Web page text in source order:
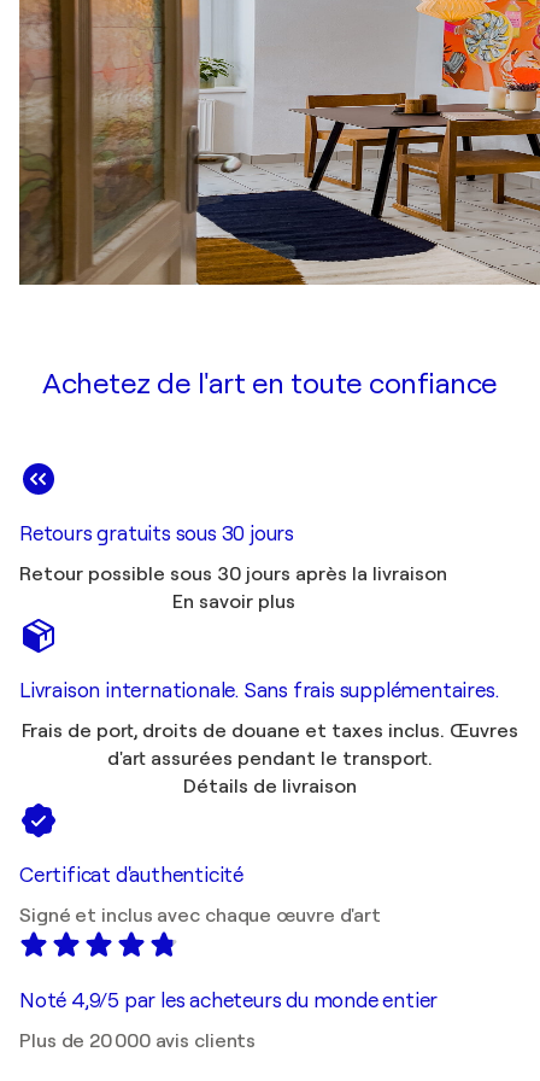
Achetez de l'art en toute confiance
Retours gratuits sous 30 jours
Retour possible sous 30 jours après la livraison
En savoir plus
Livraison internationale. Sans frais supplémentaires.
Frais de port, droits de douane et taxes inclus. Œuvres
d'art assurées pendant le transport.
Détails de livraison
Certificat d'authenticité
Signé et inclus avec chaque œuvre d'art
Noté 4,9/5 par les acheteurs du monde entier
Plus de 20 000 avis clients